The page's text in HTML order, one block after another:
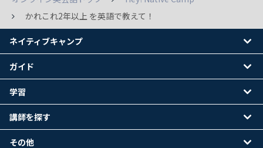
かれこれ2年以上 を英語で教えて！
ネイティブキャンプ
ガイド
学習
講師を探す
その他